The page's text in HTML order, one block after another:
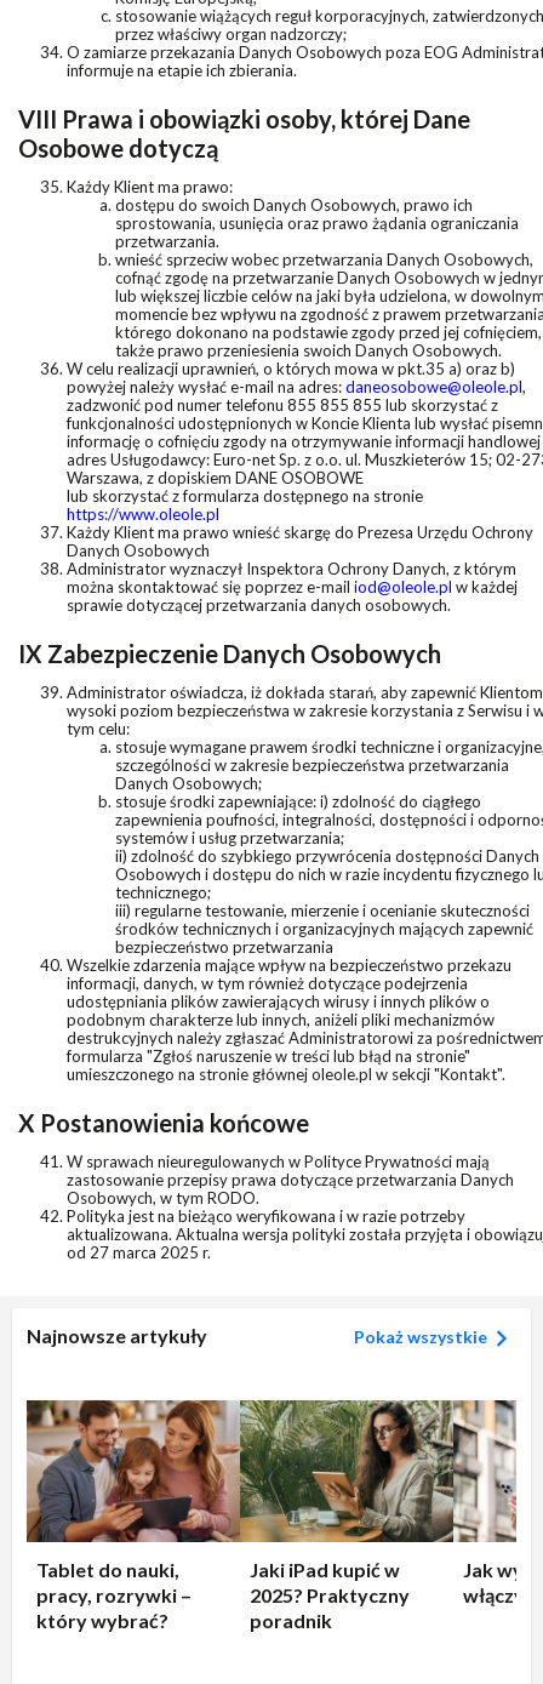
stosowanie wiążących reguł korporacyjnych, zatwierdzonych
przez właściwy organ nadzorczy;
O zamiarze przekazania Danych Osobowych poza EOG
informuje na etapie ich zbierania.
VIII Prawa i obowiązki osoby, której Dane
Osobowe dotyczą
Każdy Klient ma prawo:
dostępu do swoich Danych Osobowych, prawo ich
sprostowania, usunięcia oraz prawo żądania ograniczania
przetwarzania.
wnieść sprzeciw wobec przetwarzania Danych Osobowych,
cofnąć zgodę na przetwarzanie Danych Osobowych w
lub większej liczbie celów na jaki była udzielona, w
momencie bez wpływu na zgodność z prawem
którego dokonano na podstawie zgody przed jej
także prawo przeniesienia swoich Danych Osobowych.
W celu realizacji uprawnień, o których mowa w pkt.35 a) oraz b)
powyżej należy wysłać e-mail na adres:daneosobowe@oleole.pl,
zadzwonić pod numer telefonu 855 855 855 lub skorzystać z
funkcjonalności udostępnionych w Koncie Klienta lub wysłać
informację o cofnięciu zgody na otrzymywanie informacji handlowej
adres Usługodawcy: Euro-net Sp. z o.o. ul. Muszkieterów 15; 02-
Warszawa, z dopiskiem DANE OSOBOWE
lub skorzystać z formularza dostępnego na stronie
https://www.oleole.pl
Każdy Klient ma prawo wnieść skargę do Prezesa Urzędu Ochrony
Danych Osobowych
Administrator wyznaczył Inspektora Ochrony Danych, z którym
można skontaktować się poprzez e-mail iod@oleole.pl w każdej
sprawie dotyczącej przetwarzania danych osobowych.
IX Zabezpieczenie Danych Osobowych
Administrator oświadcza, iż dokłada starań, aby zapewnić Klientom
wysoki poziom bezpieczeństwa w zakresie korzystania z Serwisu i
tym celu:
stosuje wymagane prawem środki techniczne i
szczególności w zakresie bezpieczeństwa przetwarzania
Danych Osobowych;
stosuje środki zapewniające: i) zdolność do ciągłego
zapewnienia poufności, integralności, dostępności i
systemów i usług przetwarzania;
ii) zdolność do szybkiego przywrócenia dostępności Danych
Osobowych i dostępu do nich w razie incydentu fizycznego
technicznego;
iii) regularne testowanie, mierzenie i ocenianie skuteczności
środków technicznych i organizacyjnych mających zapewnić
bezpieczeństwo przetwarzania
Wszelkie zdarzenia mające wpływ na bezpieczeństwo przekazu
informacji, danych, w tym również dotyczące podejrzenia
udostępniania plików zawierających wirusy i innych plików o
podobnym charakterze lub innych, aniżeli pliki mechanizmów
destrukcyjnych należy zgłaszać Administratorowi za
formularza "Zgłoś naruszenie w treści lub błąd na stronie"
umieszczonego na stronie głównej oleole.pl w sekcji "Kontakt".
X Postanowienia końcowe
W sprawach nieuregulowanych w Polityce Prywatności mają
zastosowanie przepisy prawa dotyczące przetwarzania Danych
Osobowych, w tym RODO.
Polityka jest na bieżąco weryfikowana i w razie potrzeby
aktualizowana. Aktualna wersja polityki została przyjęta i
od 27 marca 2025 r.
Najnowsze artykuły Pokaż wszystkie
Tablet do nauki,
pracy, rozrywki –
który wybrać?
Jaki iPad kupić w
2025? Praktyczny
poradnik
Jak
włączyć